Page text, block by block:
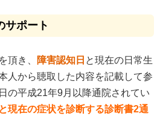
サポート
頂き、 障害認知日 と現在の日常生
人から聴取した内容を記載して参
の平成21年9月以降通院されてい
現在の症状を診断する診断書2通